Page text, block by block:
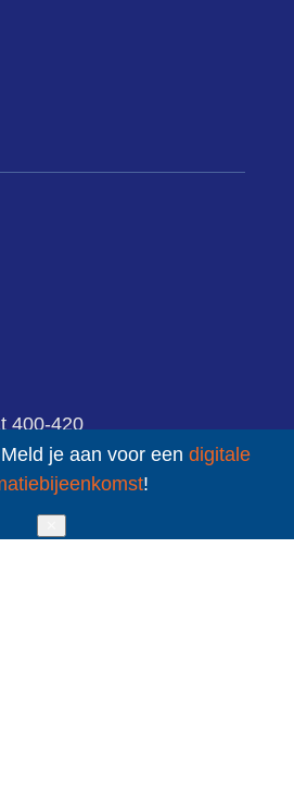
je aan voor een digitale
!
400-420